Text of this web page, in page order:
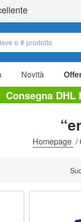
Novità
Consegna
Homepage /